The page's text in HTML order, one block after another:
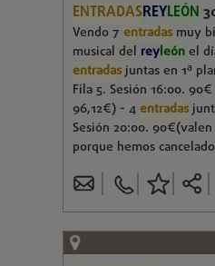
ENTRADASREYLEÓN
Vendo 7 entradasmuy
musical del reyleónel
entradasjuntas en 1ª
Fila 5. Sesión 16:00.
96,12€) - 4entradas
Sesión 20:00.
porque hemos